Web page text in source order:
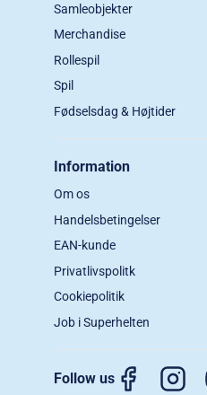
Samleobjekter
Merchandise
Rollespil
Spil
Fødselsdag & Højtider
Information
Om os
Handelsbetingelser
EAN-kunde
Privatlivspolitk
Cookiepolitik
Job i Superhelten
Follow us